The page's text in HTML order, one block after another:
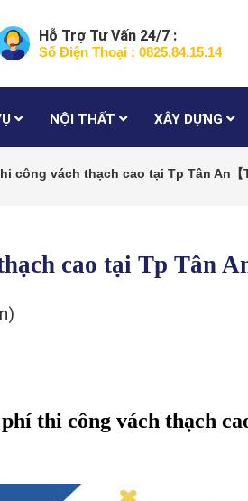
Hỗ Trợ Tư Vấn 24/7 :
Số Điện Thoại : 0825.84.15.14
NỘI THẤT XÂY DỰNG
công vách thạch cao tại Tp Tân An【
cao tại Tp Tân
thi công vách thạch